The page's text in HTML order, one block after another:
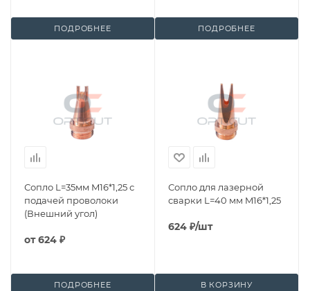
ПОДРОБНЕЕ ПОДРОБНЕЕ
Сопло L=35мм M16*1,25 с
подачей проволоки
(Внешний угол)
от624 ₽
ПОДРОБНЕЕ
Сопло для лазерной
сварки L=40 мм M16*1,25
624 ₽/шт
В КОРЗИНУ